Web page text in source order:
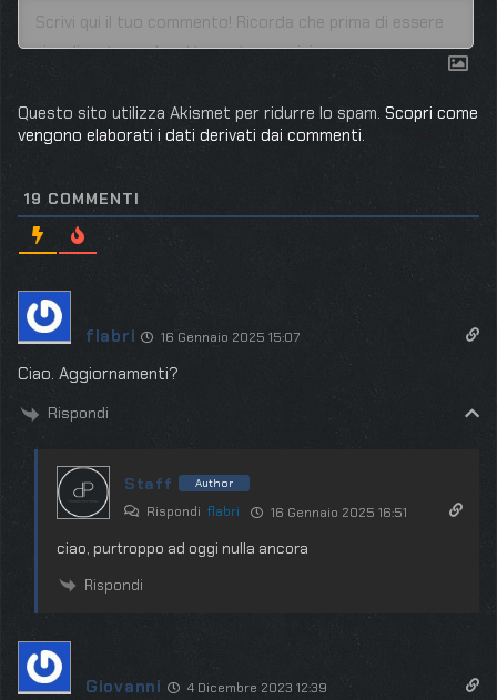
Questo sito utilizza Akismet per ridurre lo spam. Scopri come
vengono elaborati i dati derivati dai commenti.
19 COMMENTI
flabri 16 Gennaio 2025 15:07
Ciao. Aggiornamenti?
Rispondi
Staff Author
Rispondi flabri 16 Gennaio 2025 16:51
ciao, purtroppo ad oggi nulla ancora
Rispondi
Giovanni 4 Dicembre 2023 12:39